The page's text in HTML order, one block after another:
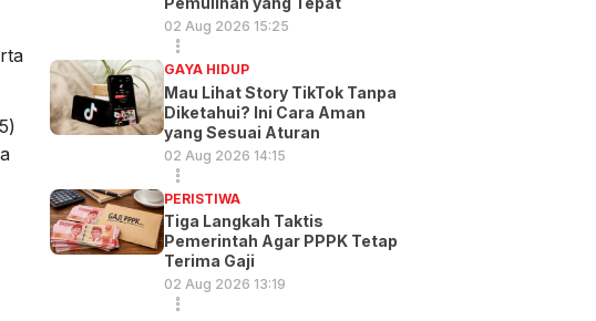
02 Aug 2026 15:25
GAYA HIDUP
Mau Lihat Story TikTok Tanpa
Diketahui? Ini Cara Aman
yang Sesuai Aturan
02 Aug 2026 14:15
PERISTIWA
Tiga Langkah Taktis
Pemerintah Agar PPPK Tetap
Terima Gaji
02 Aug 2026 13:19